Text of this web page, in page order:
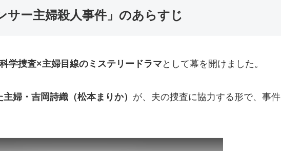
サー主婦殺人事件」のあらすじ
科学捜査×主婦目線のミステリードラマ として幕を開けました。
婦・吉岡詩織（松本まりか） が、夫の捜査に協力する形で、事件